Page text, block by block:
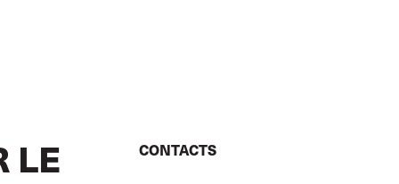
LE CONTACTS